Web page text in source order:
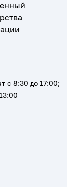
с 8:30 до 17:00;